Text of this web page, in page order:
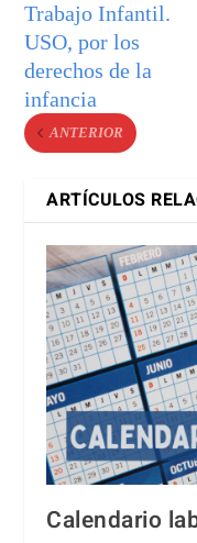
Trabajo Infantil.
USO, por los
derechos de la
infancia
ANTERIOR
ARTÍCULOS
Calendario